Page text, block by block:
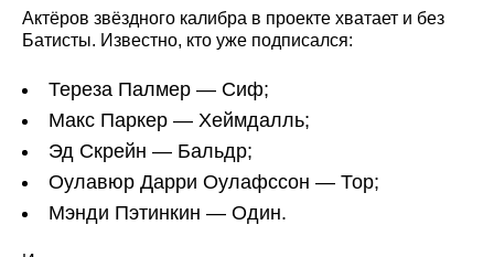
Актёров звёздного калибра в проекте хватает и без
Батисты. Известно, кто уже подписался:
Тереза Палмер — Сиф;
Макс Паркер — Хеймдалль;
Эд Скрейн — Бальдр;
Оулавюр Дарри Оулафссон — Тор;
Мэнди Пэтинкин — Один.